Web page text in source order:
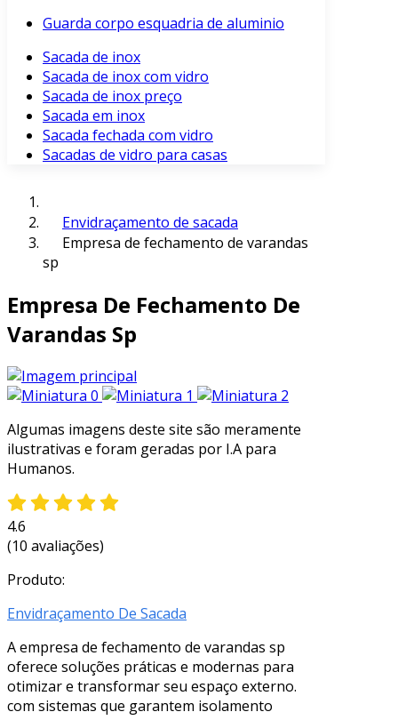
Guarda corpo esquadria de aluminio
Sacada de inox
Sacada de inox com vidro
Sacada de inox preço
Sacada em inox
Sacada fechada com vidro
Sacadas de vidro para casas
Envidraçamento de sacada
Empresa de fechamento de varandas
sp
Empresa De Fechamento De
Varandas Sp
Algumas imagens deste site são meramente
ilustrativas e foram geradas por I.A para
Humanos.
4.6
(10 avaliações)
Produto:
Envidraçamento De Sacada
A empresa de fechamento de varandas sp
oferece soluções práticas e modernas para
otimizar e transformar seu espaço externo.
com sistemas que garantem isolamento